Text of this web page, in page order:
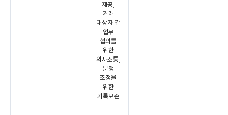
제공,
거래
대상자 간
업무
협의를
위한
의사소통,
분쟁
조정을
위한
기록보존